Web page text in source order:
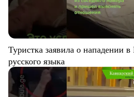
Туристка заявила о нападении в
русского языка